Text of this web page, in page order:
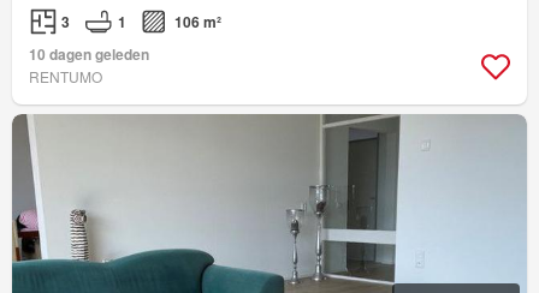
3 1
106 m²
10 dagen geleden
RENTUMO